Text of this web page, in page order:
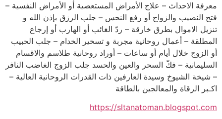
معرفة الاحداث – علاج الأمراض المستعصية أو الأمراض النفسية –
فتح النصيب والزواج أو رفع النحس – جلب الرزق بإذن الله و
تنزيل الاموال بطرق خارقة – ردّ الغائب أو الهارب أو إرجاع
المطلقة – أعمال روحانية مجربة و تسخير الخدام – جلب الحبيب
أو الزوج خلال أيام أو ساعات – أوراد روحانية طلاسم والاقسام
السليمانية – فكّ السحر والعين والحسد جلب الزوج الغاضب النافر
– شيخة الشيوخ وسيدة العارفين ذات القدرات الروحانية العالية –
اكـبر الرقاة والمعالجين بالطاقة
https://sltanatoman.blogspot.com